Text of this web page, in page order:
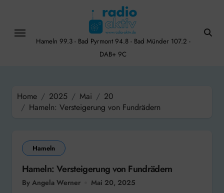
content
Hameln 99.3 - Bad Pyrmont 94.8 - Bad Münder 107.2 -
DAB+ 9C
Home 2025 Mai
20
Hameln: Versteigerung von Fundrädern
Hameln
Hameln: Versteigerung von Fundrädern
By Angela Werner Mai 20, 2025